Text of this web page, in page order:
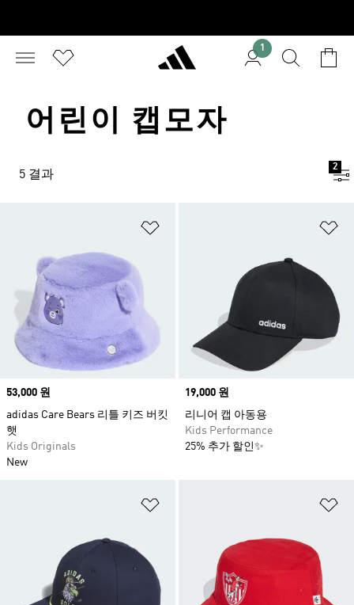
1
어린이 캡모자
5 결과
2
Price
53,000 원
adidas Care Bears 리틀 키즈 버킷
햇
Kids Originals
New
Price
19,000 원
리니어 캡 아동용
Kids Performance
25% 추가 할인✨